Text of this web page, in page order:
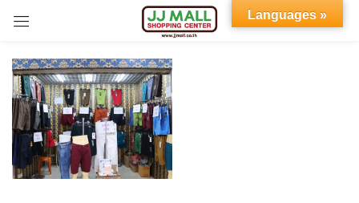
Languages »
Sign in